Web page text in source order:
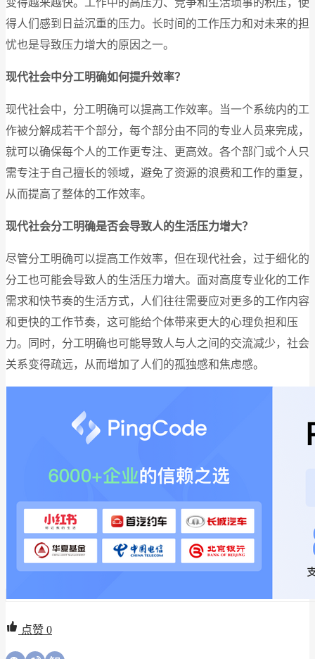
得人们感到日益沉重的压力。长时间的工作压力和对未来的担
忧也是导致压力增大的原因之一。
现代社会中分工明确如何提升效率？
现代社会中，分工明确可以提高工作效率。当一个系统内的工
作被分解成若干个部分，每个部分由不同的专业人员来完成，
就可以确保每个人的工作更专注、更高效。各个部门或个人只
需专注于自己擅长的领域，避免了资源的浪费和工作的重复，
从而提高了整体的工作效率。
现代社会分工明确是否会导致人的生活压力增大？
尽管分工明确可以提高工作效率，但在现代社会，过于细化的
分工也可能会导致人的生活压力增大。面对高度专业化的工作
需求和快节奏的生活方式，人们往往需要应对更多的工作内容
和更快的工作节奏，这可能给个体带来更大的心理负担和压
力。同时，分工明确也可能导致人与人之间的交流减少，社会
关系变得疏远，从而增加了人们的孤独感和焦虑感。
点赞 0